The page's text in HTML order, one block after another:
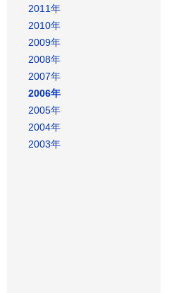
2011年
2010年
2009年
2008年
2007年
2006年
2005年
2004年
2003年